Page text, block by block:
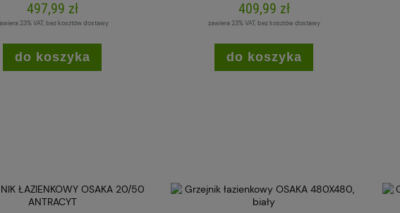
497,99 zł
23% VAT, bez kosztów dostawy
do koszyka
409,99 zł
zawiera 23% VAT, bez kosztów dostawy
do koszyka